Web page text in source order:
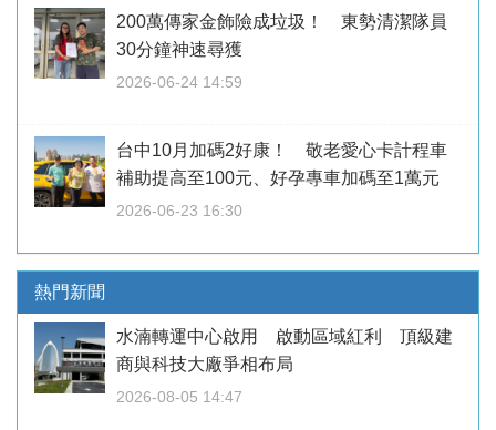
200萬傳家金飾險成垃圾！ 東勢清潔隊員
30分鐘神速尋獲
2026-06-24 14:59
台中10月加碼2好康！ 敬老愛心卡計程車
補助提高至100元、好孕專車加碼至1萬元
2026-06-23 16:30
熱門新聞
水湳轉運中心啟用 啟動區域紅利 頂級建
商與科技大廠爭相布局
2026-08-05 14:47